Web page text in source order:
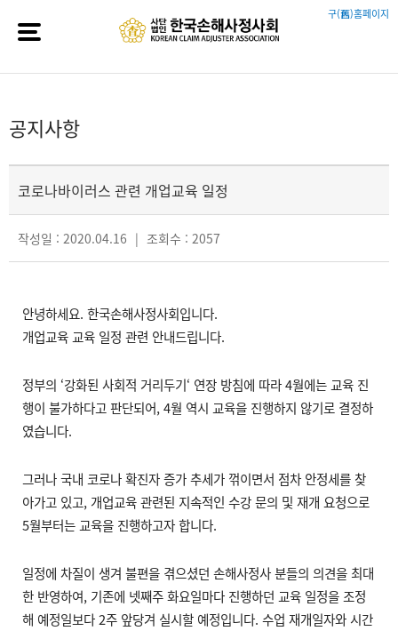
구(舊)홈페이지
공지사항
코로나바이러스 관련 개업교육 일정
작성일 : 2020.04.16 | 조회수 : 2057
안녕하세요. 한국손해사정사회입니다.
개업교육 교육 일정 관련 안내드립니다.
정부의 ‘강화된 사회적 거리두기‘ 연장 방침에 따라 4월에는 교육 진
행이 불가하다고 판단되어, 4월 역시 교육을 진행하지 않기로 결정하
였습니다.
그러나 국내 코로나 확진자 증가 추세가 꺾이면서 점차 안정세를 찾
아가고 있고, 개업교육 관련된 지속적인 수강 문의 및 재개 요청으로
5월부터는 교육을 진행하고자 합니다.
일정에 차질이 생겨 불편을 겪으셨던 손해사정사 분들의 의견을 최대
한 반영하여, 기존에 넷째주 화요일마다 진행하던 교육 일정을 조정
해 예정일보다 2주 앞당겨 실시할 예정입니다. 수업 재개일자와 시간